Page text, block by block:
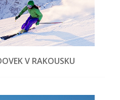
V RAKOUSKU